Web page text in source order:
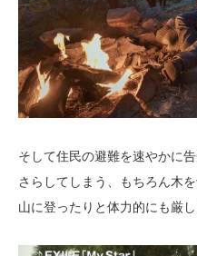
そして住民の避難を速やかに
さらしてしまう、もちろん木
山に登ったりと体力的にも厳し